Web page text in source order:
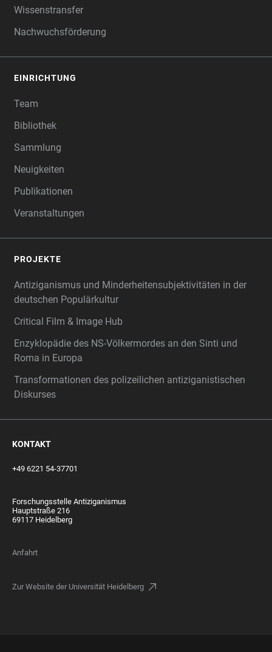
Wissenstransfer
Nachwuchsförderung
EINRICHTUNG
Team
Bibliothek
Sammlung
Neuigkeiten
Publikationen
Veranstaltungen
PROJEKTE
Antiziganismus und Minderheitensubjektivitäten in der
deutschen Populärkultur
Critical Film & Image Hub
Enzyklopädie des NS-Völkermordes an den Sinti und
Roma in Europa
Transformationen des polizeilichen antiziganistischen
Diskurses
KONTAKT
+49 6221 54-37701
Forschungsstelle Antiziganismus
Hauptstraße 216
69117 Heidelberg
Anfahrt
Zur Website der Universität Heidelberg